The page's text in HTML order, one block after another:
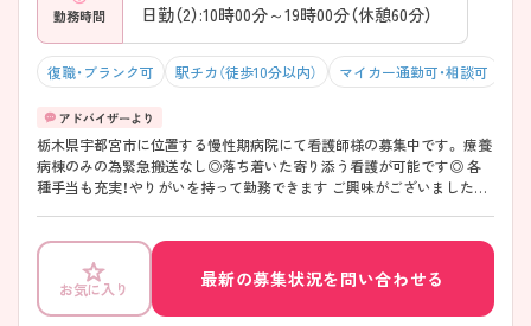
勤務時間
日勤（2）:10時00分～19時00分（休憩60分）
復職・ブランク可 駅チカ（徒歩10分以内） マイカー通勤可・相談可
栃木県宇都宮市に位置する慢性期病院にて看護師様の募集中です。 療養
病棟のみの為緊急搬送なし◎落ち着いた寄り添う看護が可能です◎ 各
種手当も充実！やりがいを持って勤務できます ご興味がございましたら
お気に入り 最新の募集状況を問い合わせる